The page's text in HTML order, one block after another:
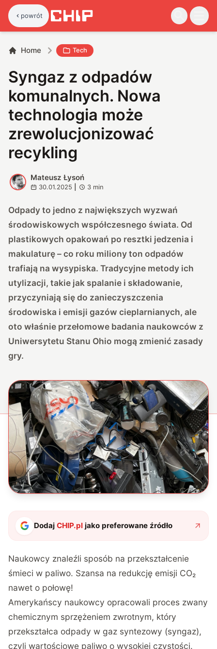
powrót
Home Tech
Syngaz z odpadów
komunalnych. Nowa
technologia może
zrewolucjonizować
recykling
M
Mateusz Łysoń
30.01.2025 3 min
Odpady to jedno z największych wyzwań
środowiskowych współczesnego świata. Od
plastikowych opakowań po resztki jedzenia i
makulaturę – co roku miliony ton odpadów
trafiają na wysypiska. Tradycyjne metody ich
utylizacji, takie jak spalanie i składowanie,
przyczyniają się do zanieczyszczenia
środowiska i emisji gazów cieplarnianych, ale
oto właśnie przełomowe badania naukowców z
Uniwersytetu Stanu Ohio mogą zmienić zasady
gry.
DodajCHIP.pl jako preferowane źródło
Naukowcy znaleźli sposób na przekształcenie
śmieci w paliwo. Szansa na redukcję emisji CO₂
nawet o połowę!
Amerykańscy naukowcy opracowali proces zwany
chemicznym sprzężeniem zwrotnym, który
przekształca odpady w gaz syntezowy (syngaz),
czyli wartościowe paliwo o wysokiej czystości.